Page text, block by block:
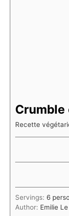
Crumble
Recette
Servings: 6
Author: Emilie